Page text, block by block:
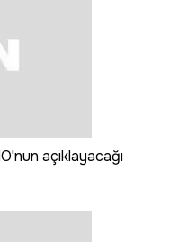
açıklayacağı